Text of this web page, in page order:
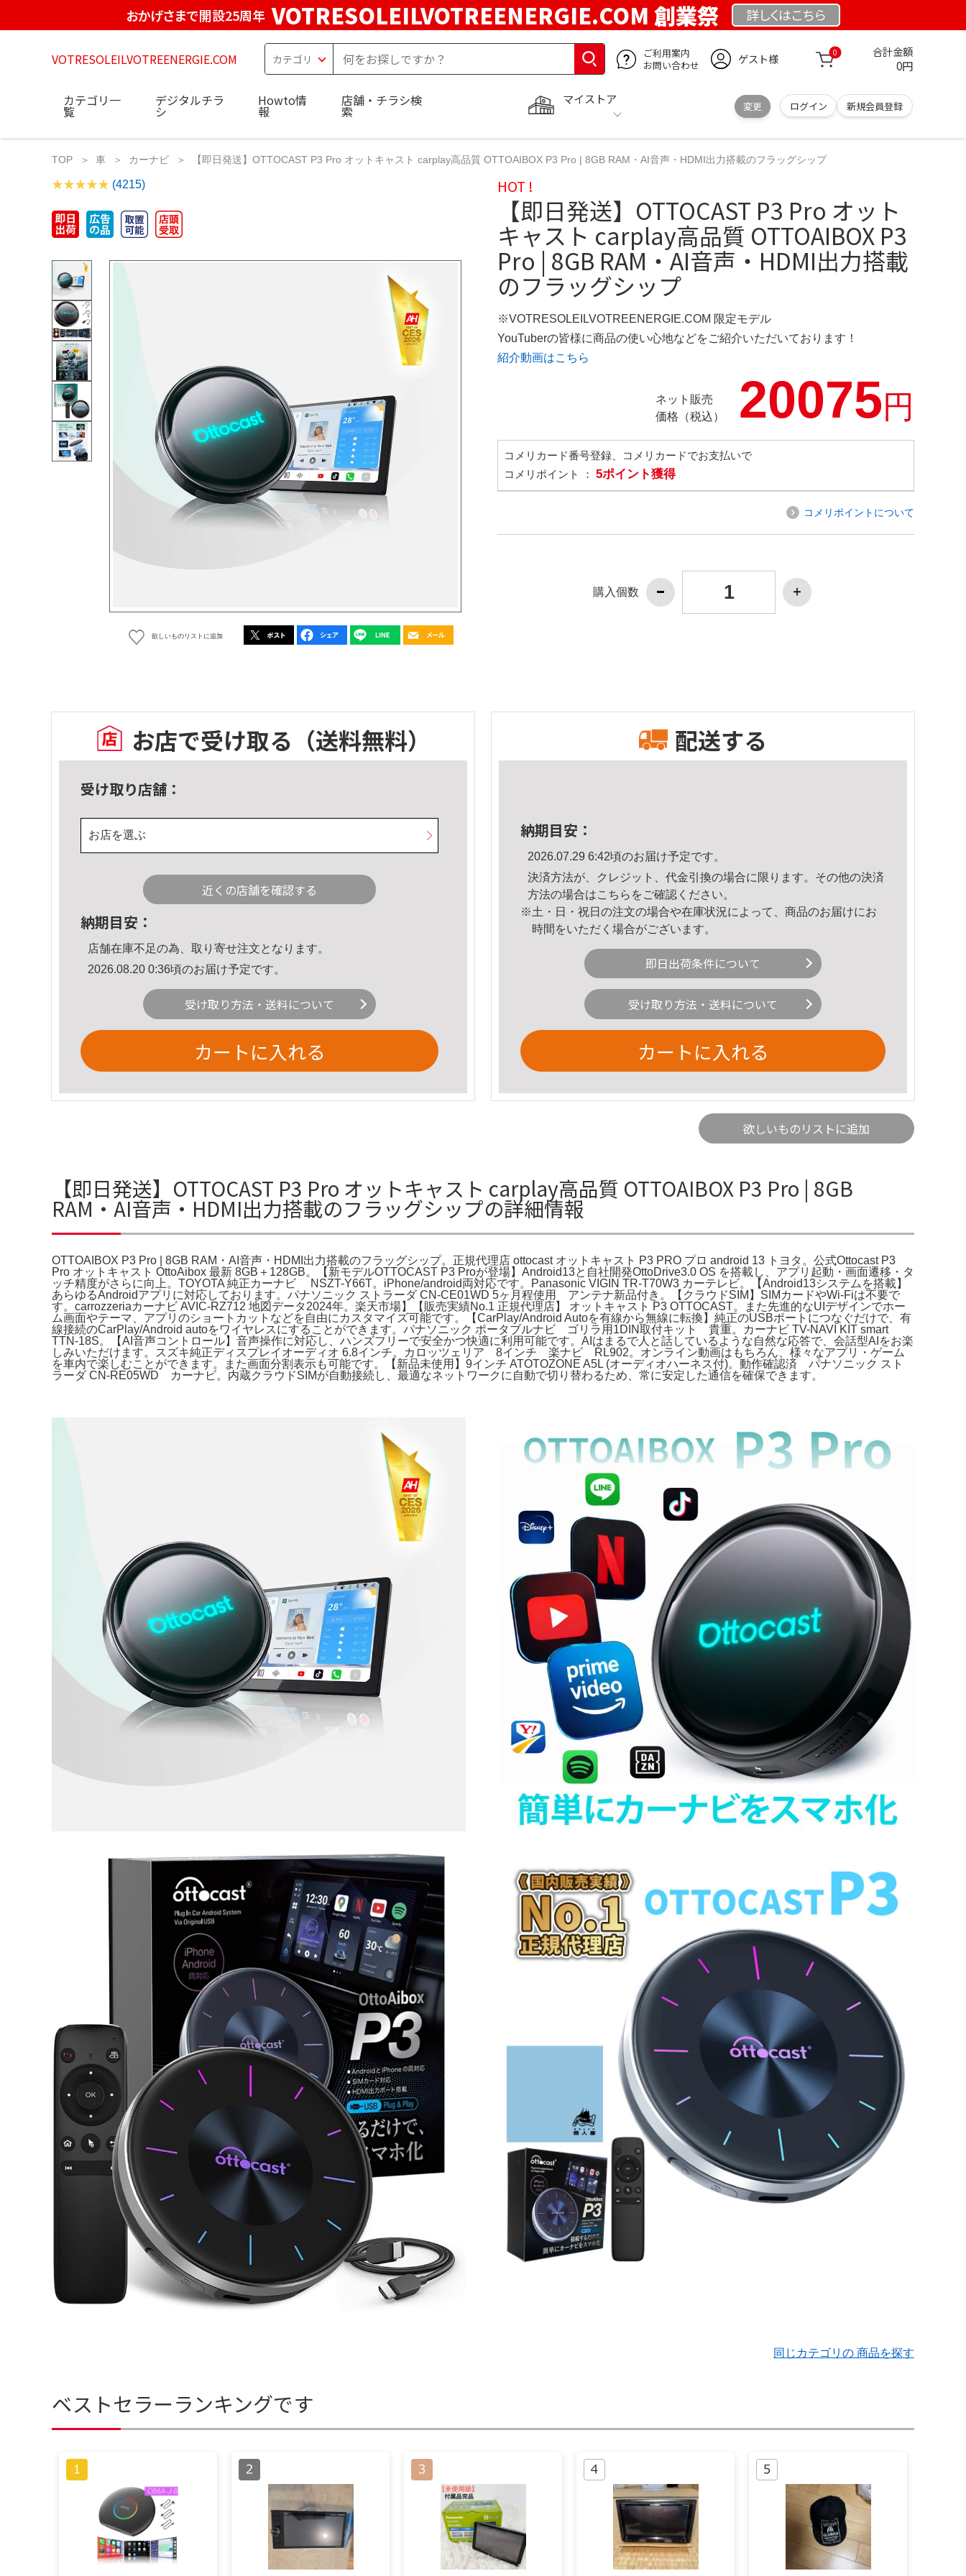
おかげさまで開設25周年 VOTRESOLEILVOTREENERGIE.COM 創業祭 詳しくはこちら
VOTRESOLEILVOTREENERGIE.COM
ご利用案内
お問い合わせ
ゲスト様 0 合計金額
0円
マイストア
変更 ログイン 新規会員登録
カテゴリ一
覧
デジタルチラ
シ
Howto情
報
店舗・チラシ検
索
TOP 車 カーナビ 【即日発送】OTTOCAST P3 Pro オットキャスト carplay高品質 OTTOAIBOX P3 Pro | 8GB RAM・AI音声・HDMI出力搭載のフラッグシップ
(4215)
欲しいものリストに追加
HOT !
【即日発送】OTTOCAST P3 Pro オット
キャスト carplay高品質 OTTOAIBOX P3
Pro | 8GB RAM・AI音声・HDMI出力搭載
のフラッグシップ
※VOTRESOLEILVOTREENERGIE.COM 限定モデル
YouTuberの皆様に商品の使い心地などをご紹介いただいております！
紹介動画はこちら
ネット販売
価格（税込）
20075円
コメリカード番号登録、コメリカードでお支払いで
コメリポイント ： 5ポイント獲得
コメリポイントについて
購入個数
お店で受け取る （送料無料）
受け取り店舗：
お店を選ぶ
近くの店舗を確認する
納期目安：
店舗在庫不足の為、取り寄せ注文となります。
2026.08.20 0:36頃のお届け予定です。
受け取り方法・送料について
カートに入れる
配送する
納期目安：
2026.07.29 6:42頃のお届け予定です。
決済方法が、クレジット、代金引換の場合に限ります。その他の決済
方法の場合はこちら をご確認ください。
※土・日・祝日の注文の場合や在庫状況によって、商品のお届けにお
時間をいただく場合がございます。
即日出荷条件について
受け取り方法・送料について
カートに入れる
欲しいものリストに追加
【即日発送】OTTOCAST P3 Pro オットキャスト carplay高品質 OTTOAIBOX P3 Pro | 8GB
RAM・AI音声・HDMI出力搭載のフラッグシップの詳細情報
OTTOAIBOX P3 Pro | 8GB RAM・AI音声・HDMI出力搭載のフラッグシップ。正規代理店 ottocast オットキャスト P3 PRO プロ android 13 トヨタ。公式Ottocast P3
Pro オットキャスト OttoAibox 最新 8GB＋128GB。【新モデルOTTOCAST P3 Proが登場】Android13と自社開発OttoDrive3.0 OS を搭載し、アプリ起動・画面遷移・タ
ッチ精度がさらに向上。TOYOTA 純正カーナビ NSZT-Y66T。iPhone/android両対応です。Panasonic VIGIN TR-T70W3 カーテレビ。【Android13システムを搭載】
あらゆるAndroidアプリに対応しております。パナソニック ストラーダ CN-CE01WD 5ヶ月程使用 アンテナ新品付き。【クラウドSIM】SIMカードやWi-Fiは不要で
す。carrozzeriaカーナビ AVIC-RZ712 地図データ2024年。楽天市場】【販売実績No.1 正規代理店】 オットキャスト P3 OTTOCAST。また先進的なUIデザインでホー
ム画面やテーマ、アプリのショートカットなどを自由にカスタマイズ可能です。【CarPlay/Android Autoを有線から無線に転換】純正のUSBポートにつなぐだけで、有
線接続のCarPlay/Android autoをワイヤレスにすることができます。パナソニック ポータブルナビ ゴリラ用1DIN取付キット 貴重。カーナビ TV-NAVI KIT smart
TTN-18S。【AI音声コントロール】音声操作に対応し、ハンズフリーで安全かつ快適に利用可能です。AIはまるで人と話しているような自然な応答で、会話型AIをお楽
しみいただけます。スズキ純正ディスプレイオーディオ 6.8インチ。カロッツェリア 8インチ 楽ナビ RL902。オンライン動画はもちろん、様々なアプリ・ゲーム
を車内で楽しむことができます。また画面分割表示も可能です。【新品未使用】9インチ ATOTOZONE A5L (オーディオハーネス付)。動作確認済 パナソニック スト
ラーダ CN-RE05WD カーナビ。内蔵クラウドSIMが自動接続し、最適なネットワークに自動で切り替わるため、常に安定した通信を確保できます。
同じカテゴリの 商品を探す
ベストセラーランキングです